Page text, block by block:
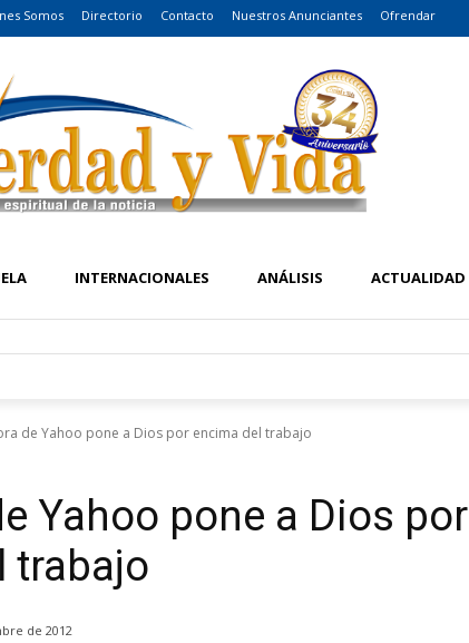
Somos Directorio Contacto Nuestros Anunciantes Ofrendar
INTERNACIONALES ANÁLISIS ACTUALIDAD
de Yahoo pone a Dios por encima del trabajo
Yahoo pone a Dios por
trabajo
de 2012